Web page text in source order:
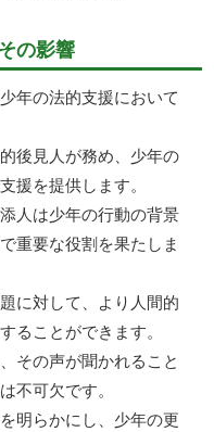
の影響
年の法的支援において
後見人が務め、少年の
援を提供します。
人は少年の行動の背景
重要な役割を果たしま
に対して、より人間的
ることができます。
その声が聞かれること
不可欠です。
明らかにし、少年の更